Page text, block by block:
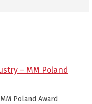
Regulamin Konkursu BEST of Industry – MM Poland Award